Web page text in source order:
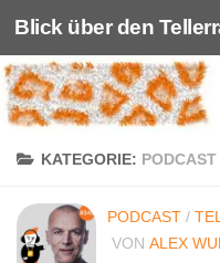
Unter dem Inhalt
Blick über den
KATEGORIE: PODCAST
PODCAST /
VON ALEX